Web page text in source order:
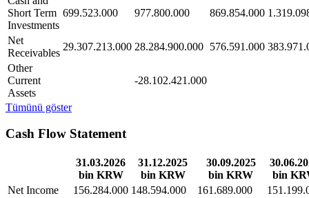
Short Term
Investments
699.523.000 977.800.000 869.854.000
Net
Receivables
29.307.213.000 28.284.900.000 576.591.000
Other
Current
Assets
-28.102.421.000
Tümünü göster
Cash Flow Statement
31.03.2026
bin KRW
31.12.2025
bin KRW
30.09.2025
bin KRW
bin
Net Income
156.284.000 148.594.000 161.689.000